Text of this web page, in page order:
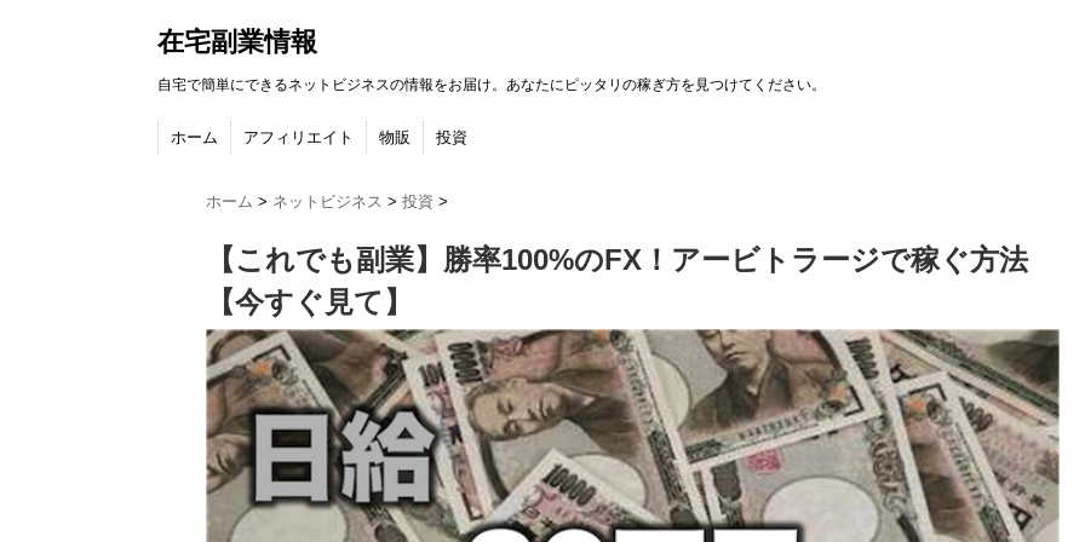
在宅副業情報
自宅で簡単にできるネットビジネスの情報をお届け。あなたにピッタリの稼ぎ方を見つけてください。
ホーム アフィリエイト 物販 投資
ホーム > ネットビジネス > 投資 >
【これでも副業】勝率100%のFX！アービトラージで稼ぐ方法
【今すぐ見て】